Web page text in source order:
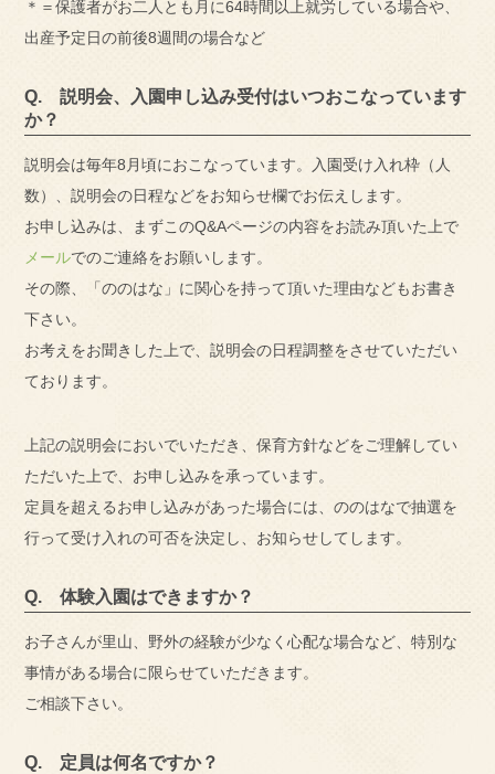
＊＝保護者がお二人とも月に64時間以上就労している場合や、
出産予定日の前後8週間の場合など
Q. 説明会、入園申し込み受付はいつおこなっています
か？
説明会は毎年8月頃におこなっています。入園受け入れ枠（人
数）、説明会の日程などをお知らせ欄でお伝えします。
お申し込みは、まずこのQ&Aページの内容をお読み頂いた上で
メールでのご連絡をお願いします。
その際、「ののはな」に関心を持って頂いた理由などもお書き
下さい。
お考えをお聞きした上で、説明会の日程調整をさせていただい
ております。
上記の説明会においでいただき、保育方針などをご理解してい
ただいた上で、お申し込みを承っています。
定員を超えるお申し込みがあった場合には、ののはなで抽選を
行って受け入れの可否を決定し、お知らせしてします。
Q. 体験入園はできますか？
お子さんが里山、野外の経験が少なく心配な場合など、特別な
事情がある場合に限らせていただきます。
ご相談下さい。
Q. 定員は何名ですか？